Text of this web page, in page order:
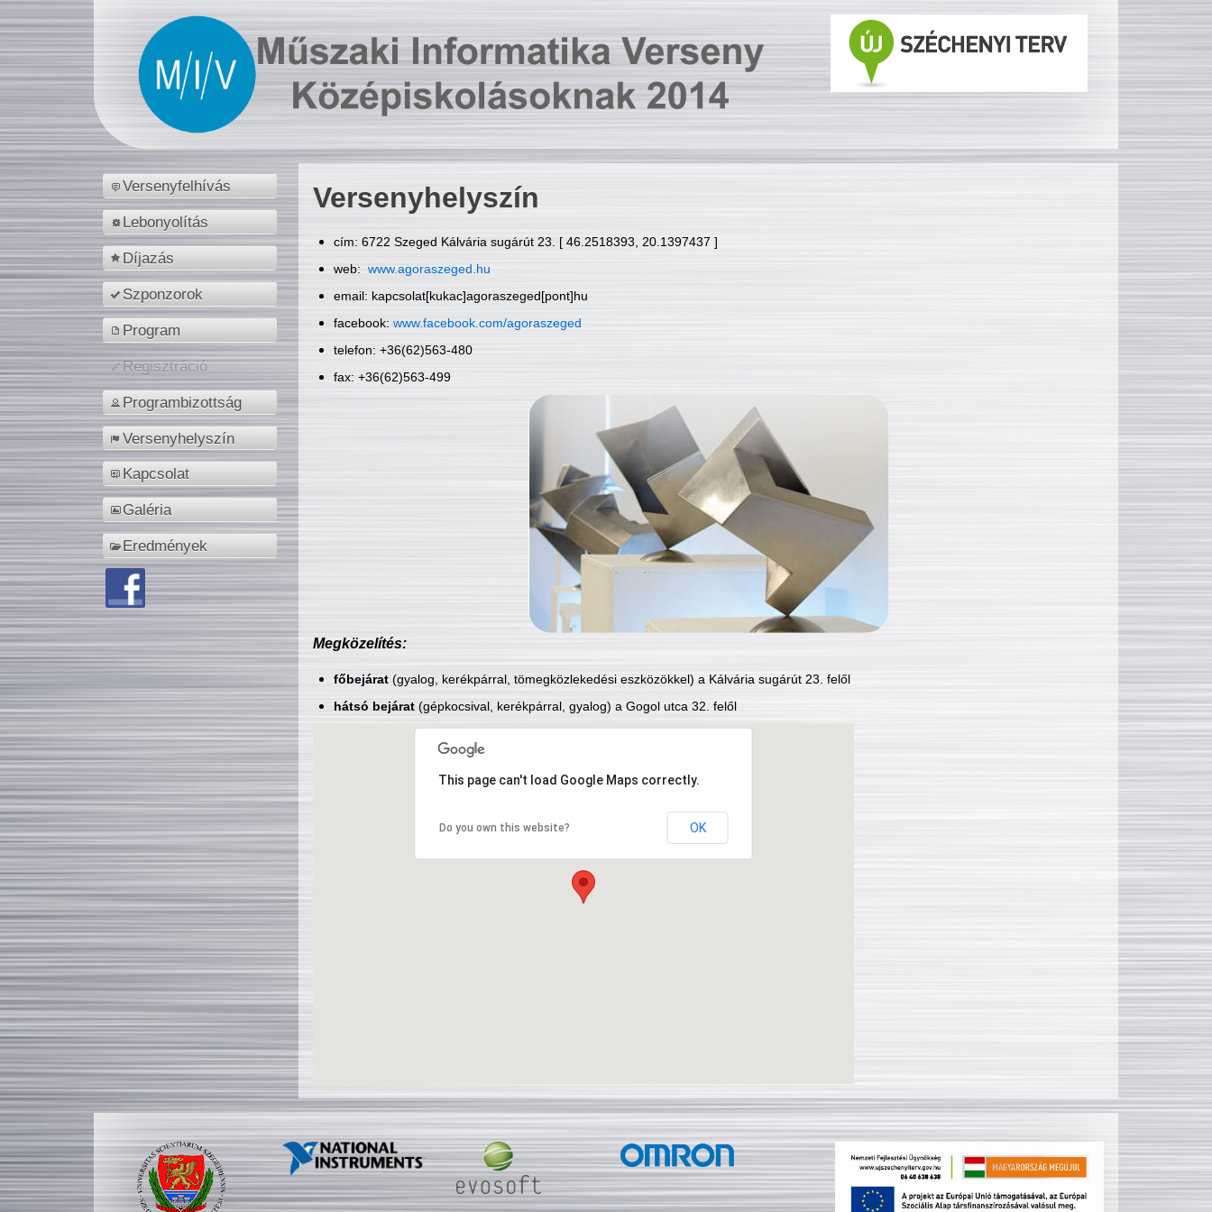
Versenyfelhívás
Lebonyolítás
Díjazás
Szponzorok
Program
Regisztráció
Programbizottság
Versenyhelyszín
Kapcsolat
Galéria
Eredmények
Versenyhelyszín
cím: 6722 Szeged Kálvária sugárút 23. [ 46.2518393, 20.1397437 ]
web: www.agoraszeged.hu
email: kapcsolat[kukac]agoraszeged[pont]hu
facebook: www.facebook.com/agoraszeged
telefon: +36(62)563-480
fax: +36(62)563-499
Megközelítés:
főbejárat(gyalog, kerékpárral, tömegközlekedési eszközökkel) a Kálvária sugárút 23. felől
hátsó bejárat(gépkocsival, kerékpárral, gyalog) a Gogol utca 32. felől
This page can't load Google Maps correctly.
Do you own this website? OK